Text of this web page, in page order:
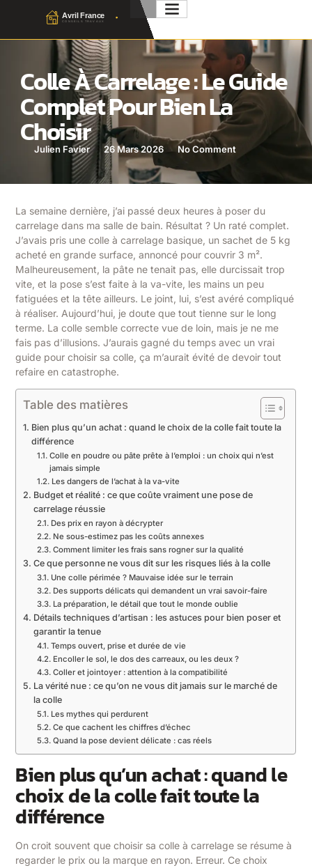
Colle À Carrelage : Le Guide
Complet Pour Bien La
Choisir
Julien Favier 26 Mars 2026 No Comment
La semaine dernière, j’ai passé deux heures à poser du
carrelage dans ma salle de bain. Résultat ? Un raté complet.
J’avais pris une colle à carrelage basique, un sachet de 5 kg
acheté en grande surface, annoncé pour couvrir 3 m².
Malheureusement, la pâte ne tenait pas, elle durcissait trop
vite, et la pose s’est faite à la va-vite, les mains un peu
fatiguées et la tête ailleurs. Le joint, lui, s’est avéré compliqué
à réaliser. Aujourd’hui, je doute que tout tienne sur le long
terme. La colle semble correcte vue de loin, mais je ne me
fais pas d’illusions. J’aurais gagné du temps avec un vrai
guide pour choisir sa colle, ça m’aurait évité de devoir tout
refaire en catastrophe.
Table des matières
Bien plus qu’un achat : quand le choix de la colle fait toute la
différence
Colle en poudre ou pâte prête à l’emploi : un choix qui n’est
jamais simple
Les dangers de l’achat à la va-vite
Budget et réalité : ce que coûte vraiment une pose de
carrelage réussie
Des prix en rayon à décrypter
Ne sous-estimez pas les coûts annexes
Comment limiter les frais sans rogner sur la qualité
Ce que personne ne vous dit sur les risques liés à la colle
Une colle périmée ? Mauvaise idée sur le terrain
Des supports délicats qui demandent un vrai savoir-faire
La préparation, le détail que tout le monde oublie
Détails techniques d’artisan : les astuces pour bien poser et
garantir la tenue
Temps ouvert, prise et durée de vie
Encoller le sol, le dos des carreaux, ou les deux ?
Coller et jointoyer : attention à la compatibilité
La vérité nue : ce qu’on ne vous dit jamais sur le marché de
la colle
Les mythes qui perdurent
Ce que cachent les chiffres d’échec
Quand la pose devient délicate : cas réels
Bien plus qu’un achat : quand le
choix de la colle fait toute la
différence
On croit souvent que choisir sa colle à carrelage se résume à
regarder le prix ou la marque en rayon. Erreur. Ce choix